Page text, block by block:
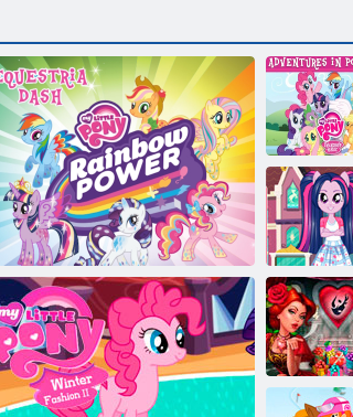
ﻲﻓ
ﺓﺮﻴﻐﺼﻟﺍ
ﺔﻗﺍﺪﺼﻟﺍ
Equestria ﺕﺎﻨﺑ
ﻞﻔﺣ